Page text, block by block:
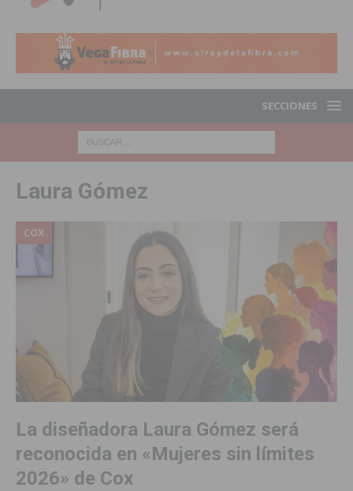
SECCIONES
Laura Gómez
COX
La diseñadora Laura Gómez será
reconocida en «Mujeres sin límites
2026» de Cox